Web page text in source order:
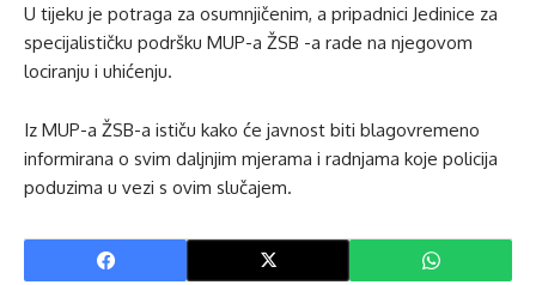
U tijeku je potraga za osumnjičenim, a pripadnici Jedinice za
specijalističku podršku MUP-a ŽSB -a rade na njegovom
lociranju i uhićenju.
Iz MUP-a ŽSB-a ističu kako će javnost biti blagovremeno
informirana o svim daljnjim mjerama i radnjama koje policija
poduzima u vezi s ovim slučajem.